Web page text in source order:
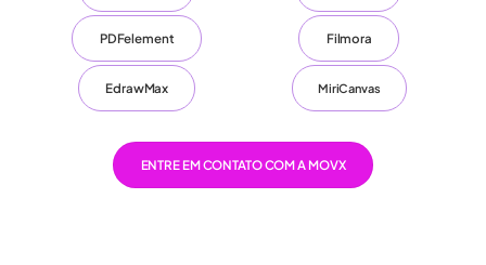
PDFelement Filmora
EdrawMax MiriCanvas
ENTRE EM CONTATO COM A MOVX